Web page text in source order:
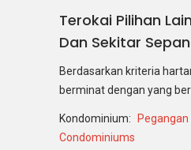
Terokai Pilihan
Dan Sekitar
Berdasarkan kriteria
berminat dengan yang
Kondominium: Pegangan
Condominiums